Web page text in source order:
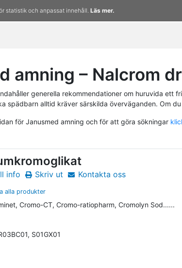
statistik och anpassat innehåll. Läs mer.
amning – Nalcrom
generella rekommendationer om huruvida
spädbarn alltid kräver särskilda överväganden. Om
för Janusmed amning och för att göra sökningar
info Skriv ut Kontakta oss
alla produkter
Cromo-CT, Cromo-ratiopharm, Cromolyn Sod......
S01GX01